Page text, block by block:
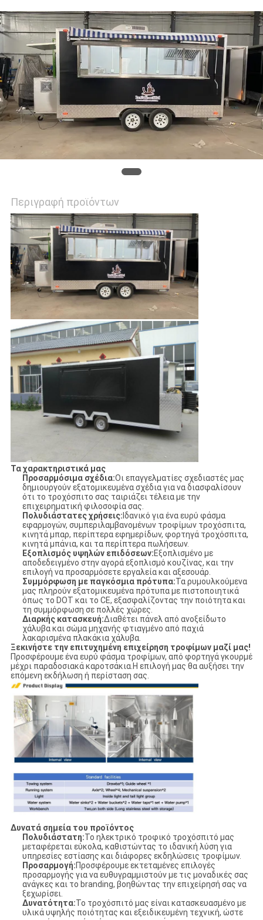
Περιγραφή προϊόντων
Τα χαρακτηριστικά μας
Προσαρμόσιμα σχέδια:Οι επαγγελματίες σχεδιαστές μας
δημιουργούν εξατομικευμένα σχέδια για να διασφαλίσουν
ότι το τροχόσπιτο σας ταιριάζει τέλεια με την
επιχειρηματική φιλοσοφία σας.
Πολυδιάστατες χρήσεις: Ιδανικό για ένα ευρύ φάσμα
εφαρμογών, συμπεριλαμβανομένων τροφίμων τροχόσπιτα,
κινητά μπαρ, περίπτερα εφημερίδων, φορτηγά τροχόσπιτα,
κινητά μπάνια, και τα περίπτερα πωλήσεων.
Εξοπλισμός υψηλών επιδόσεων:Εξοπλισμένο με
αποδεδειγμένο στην αγορά εξοπλισμό κουζίνας, και την
επιλογή να προσαρμόσετε εργαλεία και αξεσουάρ.
Συμμόρφωση με παγκόσμια πρότυπα:Τα ρυμουλκούμενα
μας πληρούν εξατομικευμένα πρότυπα με πιστοποιητικά
όπως το DOT και το CE, εξασφαλίζοντας την ποιότητα και
τη συμμόρφωση σε πολλές χώρες.
Διαρκής κατασκευή:Διαθέτει πάνελ από ανοξείδωτο
χάλυβα και σώμα μηχανής φτιαγμένο από παχιά
λακαρισμένα πλακάκια χάλυβα.
Ξεκινήστε την επιτυχημένη επιχείρηση τροφίμων μαζί μας!
Προσφέρουμε ένα ευρύ φάσμα τροφίμων, από φορτηγά γκουρμέ
μέχρι παραδοσιακά καροτσάκια.Η επιλογή μας θα αυξήσει την
επόμενη εκδήλωση ή περίσταση σας.
Δυνατά σημεία του προϊόντος
Πολυδιάστατη:Το ηλεκτρικό τροφικό τροχόσπιτό μας
μεταφέρεται εύκολα, καθιστώντας το ιδανική λύση για
υπηρεσίες εστίασης και διάφορες εκδηλώσεις τροφίμων.
Προσαρμογή:Προσφέρουμε εκτεταμένες επιλογές
προσαρμογής για να ευθυγραμμιστούν με τις μοναδικές σας
ανάγκες και το branding, βοηθώντας την επιχείρησή σας να
ξεχωρίσει.
Δυνατότητα:Το τροχόσπιτό μας είναι κατασκευασμένο με
υλικά υψηλής ποιότητας και εξειδικευμένη τεχνική, ώστε